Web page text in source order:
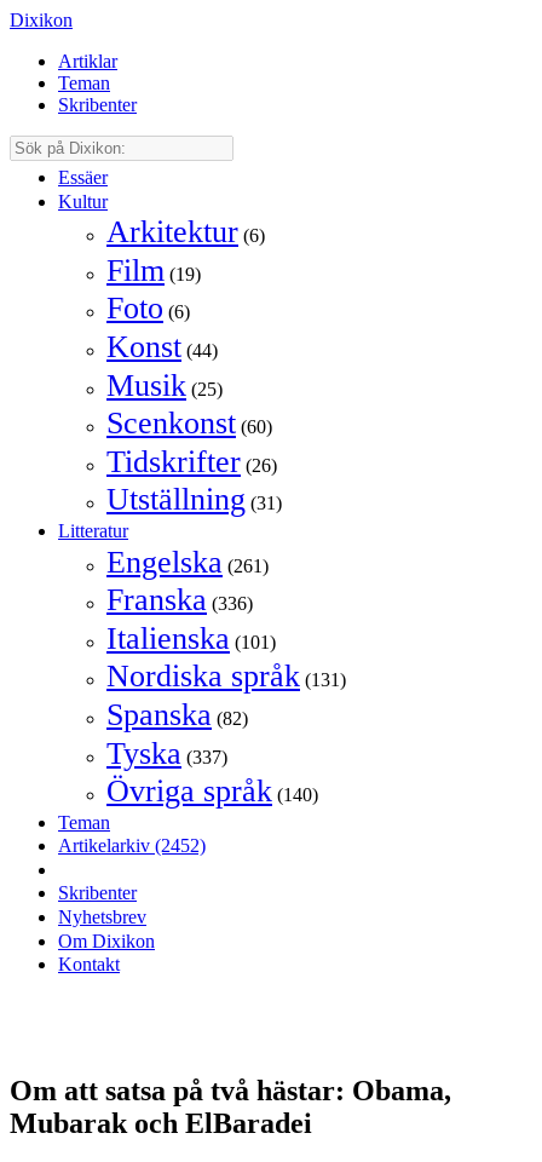
Dixikon
Artiklar
Teman
Skribenter
Essäer
Kultur
Arkitektur (6)
Film (19)
Foto (6)
Konst (44)
Musik (25)
Scenkonst (60)
Tidskrifter (26)
Utställning (31)
Litteratur
Engelska (261)
Franska (336)
Italienska (101)
Nordiska språk (131)
Spanska (82)
Tyska (337)
Övriga språk (140)
Teman
Artikelarkiv (2452)
Skribenter
Nyhetsbrev
Om Dixikon
Kontakt
Om att satsa på två hästar: Obama,
Mubarak och ElBaradei